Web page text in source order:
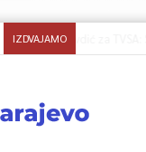
IZDVAJAMO